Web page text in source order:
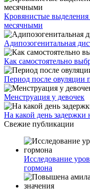
Кровянистые
месячными
Адипозогенитальная
Как самостоятельно
Период после овуляции
Менструация у девочек
На какой день задержки
Свежие публикации
Исследование
гормона